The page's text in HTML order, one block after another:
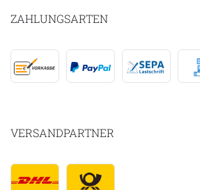
ZAHLUNGSARTEN
VERSANDPARTNER